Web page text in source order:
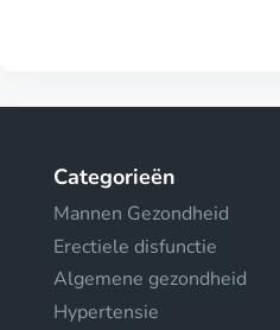
Categorieën
Mannen Gezondheid
Erectiele disfunctie
Algemene gezondheid
Hypertensie